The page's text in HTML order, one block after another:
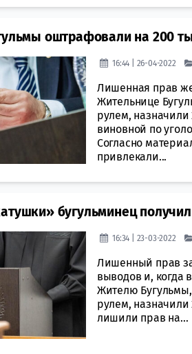
оштрафовали на 200
16:44 | 26-04-2022
Лишенная прав
Жительнице
рулем,
виновной по
Согласно
привлекали...
бугульминец
16:34 | 23-03-2022
Лишенный прав
выводов и, когда
Жителю
рулем, назначили
лишили прав на...